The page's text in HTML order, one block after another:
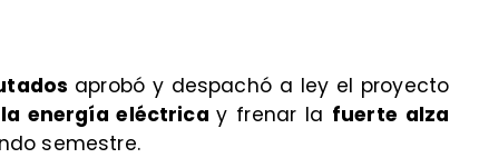
aprobó y despachó a ley el proyecto
energía eléctricay frenar la fuerte alza
semestre.